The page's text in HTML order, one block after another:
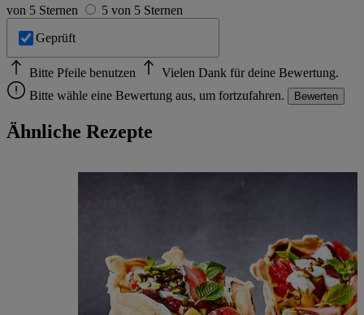
von 5 Sternen
5 von 5 Sternen
Geprüft
Bitte Pfeile benutzen
Vielen Dank für deine Bewertung.
Bitte wähle eine Bewertung aus, um fortzufahren.
Bewerten
Ähnliche Rezepte